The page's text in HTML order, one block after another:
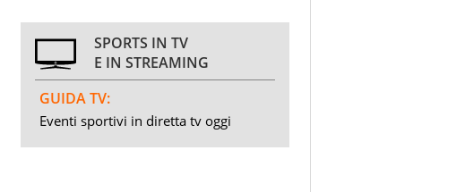
SPORTS IN TV
E IN STREAMING
GUIDA TV:
Eventi sportivi in diretta tv oggi